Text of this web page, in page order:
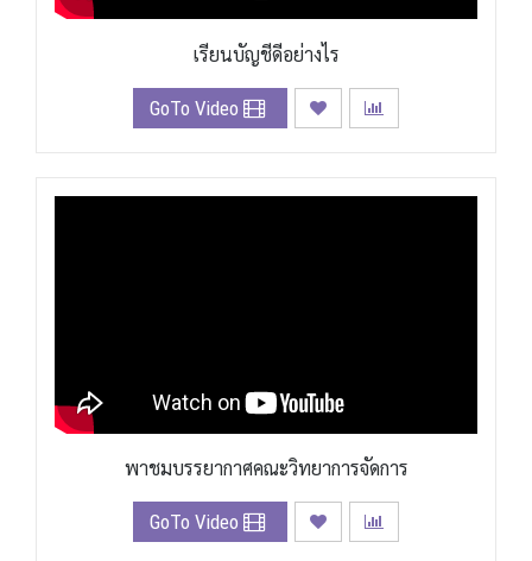
เรียนบัญชีดีอย่างไร
GoTo Video
พาชมบรรยากาศคณะวิทยาการจัดการ
GoTo Video